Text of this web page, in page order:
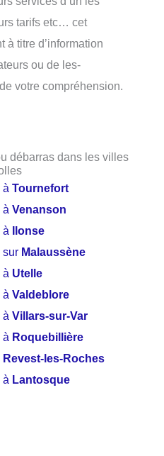
tarifs etc… cet
à titre d’information
ou de les-
votre compréhension.
débarras dans les villes
àTournefort
àVenanson
à Ilonse
sur Malaussène
à Utelle
àValdeblore
àVillars-sur-Var
à Roquebillière
Revest-les-Roches
à Lantosque